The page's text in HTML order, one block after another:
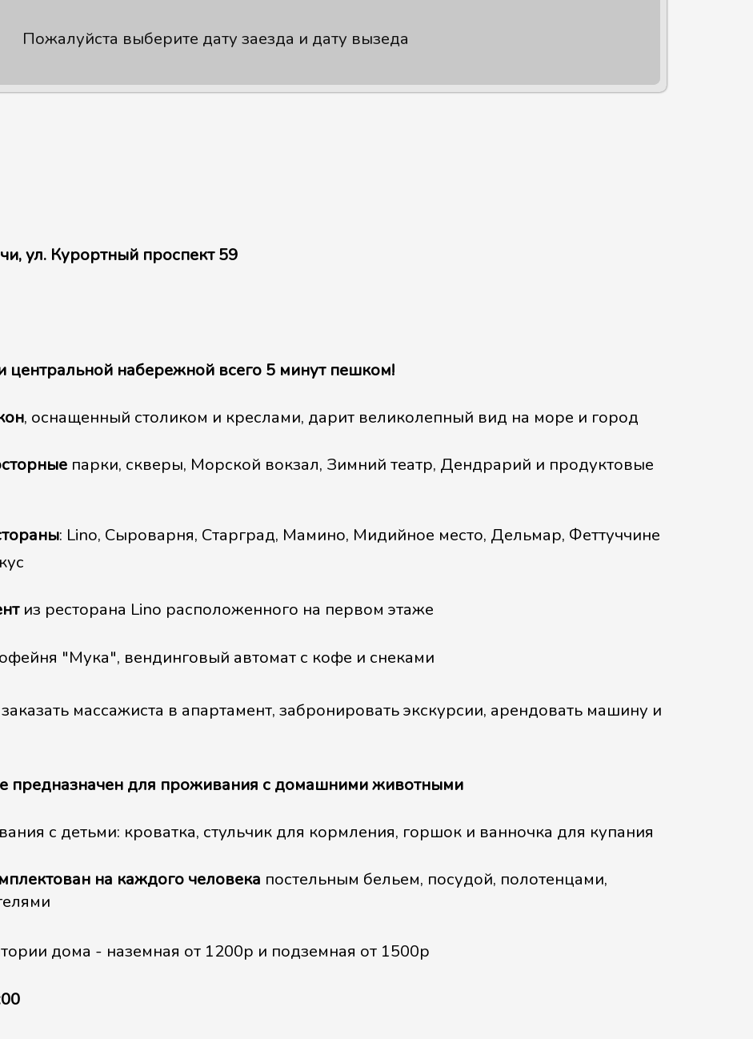
Пожалуйста выберите дату заезда и дату вызеда
ул. Курортный проспект 59
набережной всего 5 минут пешком!
, оснащенный столиком и креслами, дарит великолепный вид на море и город
парки, скверы, Морской вокзал, Зимний театр, Дендрарий и продуктовые
: Lino, Сыроварня, Старград, Мамино, Мидийное место, Дельмар, Феттуччине
из ресторана Lino расположенного на первом этаже
"Мука", вендинговый автомат с кофе и снеками
массажиста в апартамент, забронировать экскурсии, арендовать машину и
предназначен для проживания с домашними животными
с детьми: кроватка, стульчик для кормления, горшок и ванночка для купания
на каждого человека постельным бельем, посудой, полотенцами,
дома - наземная от 1200р и подземная от 1500р